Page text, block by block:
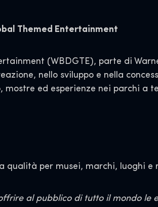
Themed Entertainment
(WBDGTE), parte di
nello sviluppo e nella
ed esperienze nei parchi a
qualità per musei, marchi, luoghi
al pubblico di tutto il mondo le